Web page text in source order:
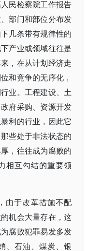
民检察院工作报告
部门和部位分布发
几条带有规律性的
产业或领域往往是
，在从计划经济走
和竞争的无序化，
业。工程建设、土
府采购、资源开发
利的行业，因此它
些处于非法状态的
，往往成为腐败的
相互勾结的重要领
由于改革措施不配
机会大量存在，这
腐败犯罪易发多发
、石油、煤炭、银